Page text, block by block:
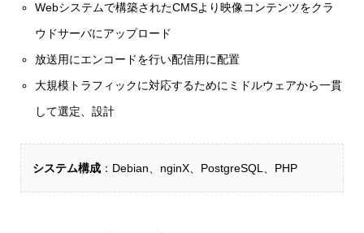
Webシステムで構築されたCMSより映像コンテンツをクラ
ウドサーバにアップロード
放送用にエンコードを行い配信用に配置
大規模トラフィックに対応するためにミドルウェアから一貫
して選定、設計
システム構成 ：Debian、nginX、PostgreSQL、PHP